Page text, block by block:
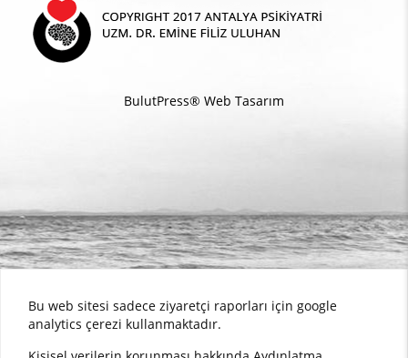
Bu web sitesi sadece ziyaretçi raporları için google
analytics çerezi kullanmaktadır.
BulutPress® Web Tasarım